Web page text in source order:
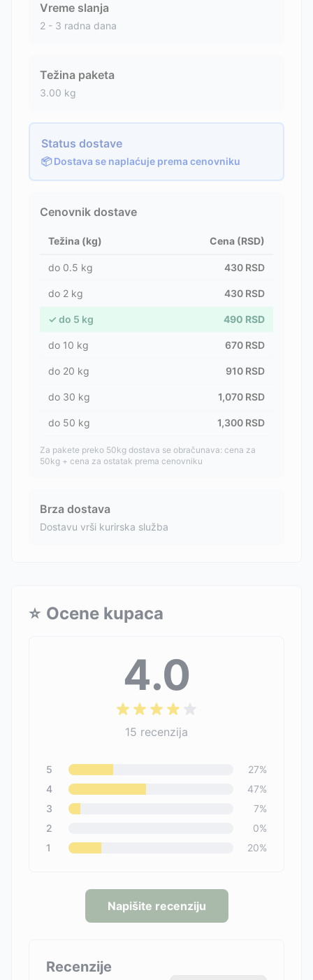
Vreme slanja
2 - 3 radna dana
Težina paketa
3.00 kg
Status dostave
📦 Dostava se naplaćuje prema cenovniku
Cenovnik dostave
Težina (kg) Cena (RSD)
do 0.5 kg 430 RSD
do 2 kg 430 RSD
✓ do 5 kg 490 RSD
do 10 kg 670 RSD
do 20 kg 910 RSD
do 30 kg 1,070 RSD
do 50 kg 1,300 RSD
Za pakete preko 50kg dostava se obračunava: cena za
50kg + cena za ostatak prema cenovniku
Brza dostava
Dostavu vrši kurirska služba
⭐ Ocene kupaca
4.0
15 recenzija
5 27%
4
47%
3
7%
2
0%
1
20%
Napišite recenziju
Recenzije